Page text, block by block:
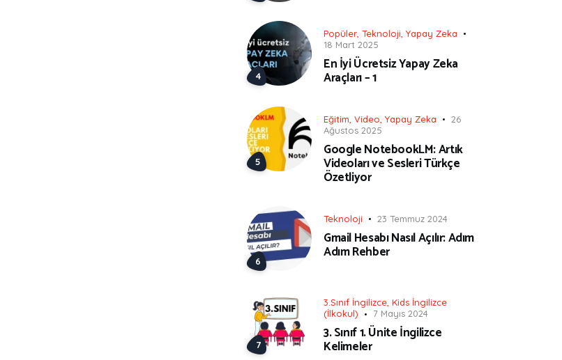
Popüler Teknoloji Yapay Zeka
18 Mart 2025
En İyi Ücretsiz Yapay Zeka
Araçları – 1
Eğitim Video Yapay Zeka
26
Ağustos 2025
Google NotebookLM: Artık
Videoları ve Sesleri Türkçe
Özetliyor
Teknoloji 23 Temmuz 2024
Gmail Hesabı Nasıl Açılır: Adım
Adım Rehber
3.Sınıf İngilizce, Kids İngilizce
(İlkokul)
7 Mayıs 2024
3. Sınıf 1. Ünite İngilizce
Kelimeler